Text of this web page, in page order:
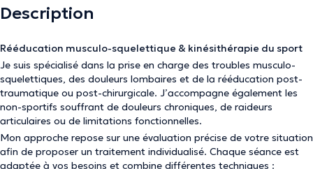
Description
Rééducation musculo-squelettique & kinésithérapie du sport
Je suis spécialisé dans la prise en charge des troubles musculo-
squelettiques, des douleurs lombaires et de la rééducation post-
traumatique ou post-chirurgicale. J’accompagne également les
non-sportifs souffrant de douleurs chroniques, de raideurs
articulaires ou de limitations fonctionnelles.
Mon approche repose sur une évaluation précise de votre situation
afin de proposer un traitement individualisé. Chaque séance est
adaptée à vos besoins et combine différentes techniques :